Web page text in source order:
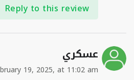
Reply to this review
عسكري
19, 2025, at 11:02 am